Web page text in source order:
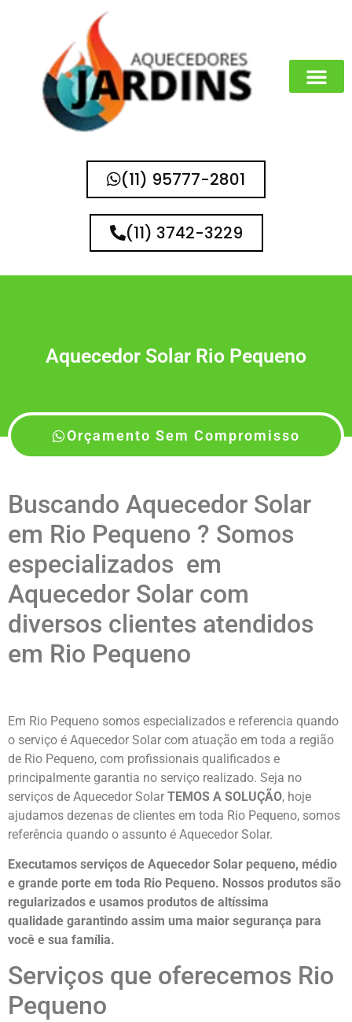
(11) 95777-2801
(11) 3742-3229
Aquecedor Solar Rio Pequeno
Orçamento Sem Compromisso
Buscando Aquecedor Solar
em Rio Pequeno ? Somos
especializados em
Aquecedor Solar com
diversos clientes atendidos
em Rio Pequeno
Em Rio Pequeno somos especializados e referencia quando
o serviço é Aquecedor Solar com atuação em toda a região
de Rio Pequeno, com profissionais qualificados e
principalmente garantia no serviço realizado. Seja no
serviços de Aquecedor Solar TEMOS A SOLUÇÃO, hoje
ajudamos dezenas de clientes em toda Rio Pequeno, somos
referência quando o assunto é Aquecedor Solar.
Executamos serviços de Aquecedor Solar pequeno, médio
e grande porte em toda Rio Pequeno. Nossos produtos são
regularizados e usamos produtos de altíssima
qualidade garantindo assim uma maior segurança para
você e sua família.
Serviços que oferecemos Rio
Pequeno